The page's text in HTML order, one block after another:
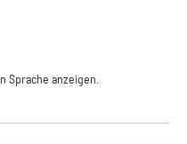
Sprache anzeigen.